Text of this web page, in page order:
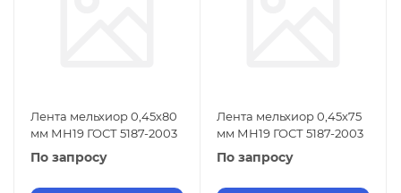
Лента мельхиор 0,45х80
мм МН19 ГОСТ 5187-2003
По запросу
Лента мельхиор 0,45х75
мм МН19 ГОСТ 5187-2003
По запросу